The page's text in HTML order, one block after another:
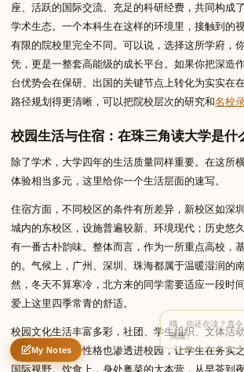
座、活跃的国际交流、充足的科研经费，共同构成
学术生态。一个本科生在这样的环境里，接触到的
有限的院校里完全不同。可以说，选择这所学府，
凭，更是一整套高能级的成长平台。如果你把深造
台优势会在保研、出国的关键节点上转化为实实在
路径规划得更清晰，可以把院校层次的研究和名校
校园生活与住宿：在珠三角读大学是什
除了学术，大学四年的生活质量同样重要。在这所
体验相当多元，这里给你一个生活层面的速写。
住宿方面，不同校区的条件有所差异，新校区如深
城内的东校区，设施普遍较新、环境现代；历史悠
有一番古朴韵味。整体而言，作为一所重点高校，
的。气候上，广州、深圳、珠海都属于温暖湿润的
然，冬天不算寒冷，北方来的同学需要适应一段时
爱上这里四季常青的舒适。
校园文化生活丰富多彩，社团、学生组织、文体活
开放包容的城市性格也渗透进校园，让学生在务实
My Notes
Nothing saved yet 0 words0 chars
哦，你还在读？真令
佩服。
Write to Lin
Feedback Request Correction
NAME EMAIL
Send Message
Lin reads every message · Encrypted &